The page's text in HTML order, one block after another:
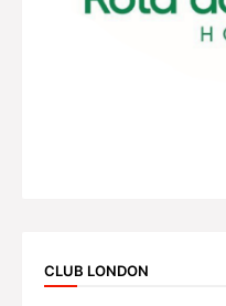
CLUB LONDON